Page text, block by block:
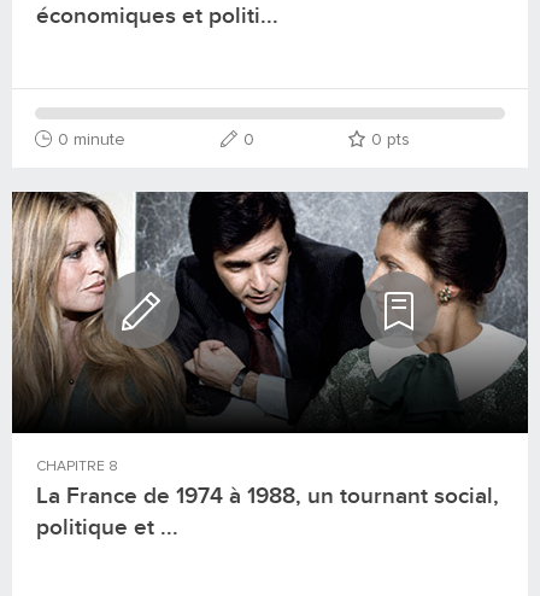
économiques et politi...
0 minute 0 0 pts
CHAPITRE 8
La France de 1974 à 1988, un tournant social,
politique et ...